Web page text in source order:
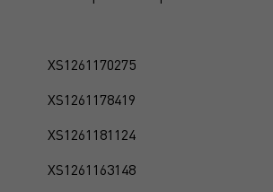
XS1261170275
XS1261178419
XS1261181124
XS1261163148